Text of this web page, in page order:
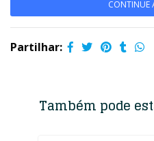
CONTINUE
Partilhar:
Também pode